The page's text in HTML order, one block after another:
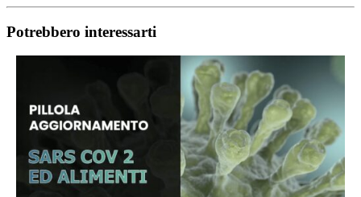
Potrebbero interessarti